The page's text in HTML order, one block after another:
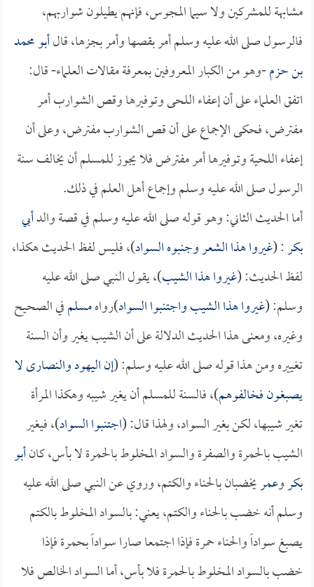
مشابهة للمشركين ولا سيما المجوس، فإنهم يطيلون شواربهم،
فالرسول صلى الله عليه وسلم أمر بقصها وأمر بجزها، قالأبو محمد
بن حزم-وهو من الكبار المعروفين بمعرفة مقالات العلماء- قال:
اتفق العلماء على أن إعفاء اللحى وتوفيرها وقص الشوارب أمر
مفترض، فحكى الإجماع على أن قص الشوارب مفترض، وعلى أن
إعفاء اللحية وتوفيرها أمر مفترض فلا يجوز للمسلم أن يخالف سنة
الرسول صلى الله عليه وسلم وإجماع أهل العلم في ذلك.
أما الحديث الثاني: وهو قوله صلى الله عليه وسلم في قصة والدأبي
بكر: (غيروا هذا الشعر وجنبوه السواد)، فليس لفظ الحديث هكذا،
لفظ الحديث: (غيروا هذا الشيب)، يقول النبي صلى الله عليه
وسلم: (غيروا هذا الشيب واجتنبوا السواد)رواهمسلمفي الصحيح
وغيره، ومعنى هذا الحديث الدلالة على أن الشيب يغير وأن السنة
تغييره ومن هذا قوله صلى الله عليه وسلم: (إن اليهود والنصارى لا
يصبغون فخالفوهم)، فالسنة للمسلم أن يغير شيبه وهكذا المرأة
تغير شيبها، لكن بغير السواد، ولهذا قال: (اجتنبوا السواد)، فيغير
الشيب بالحمرة والصفرة والسواد المخلوط بالحمرة لا بأس، كانأبو
بكروعمريخضبان بالحناء والكتم، وروي عن النبي صلى الله عليه
وسلم أنه خضب بالحناء والكتم، يعني: بالسواد المخلوط بالكتم
يصبغ سواداً والحناء حمرة فإذا اجتمعا صارا سواداً بحمرة فإذا
خضب بالسواد المخلوط بالحمرة فلا بأس، أما السواد الخالص فلا